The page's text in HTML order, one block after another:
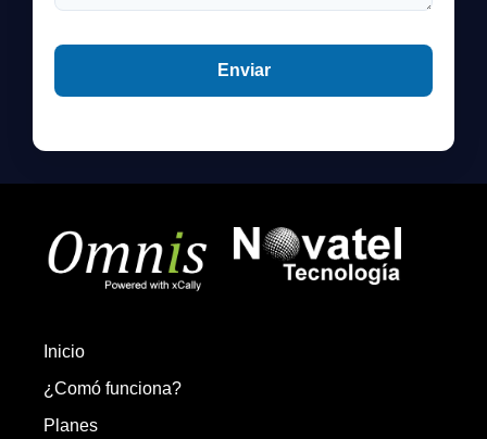
Inicio
¿Comó funciona?
Planes